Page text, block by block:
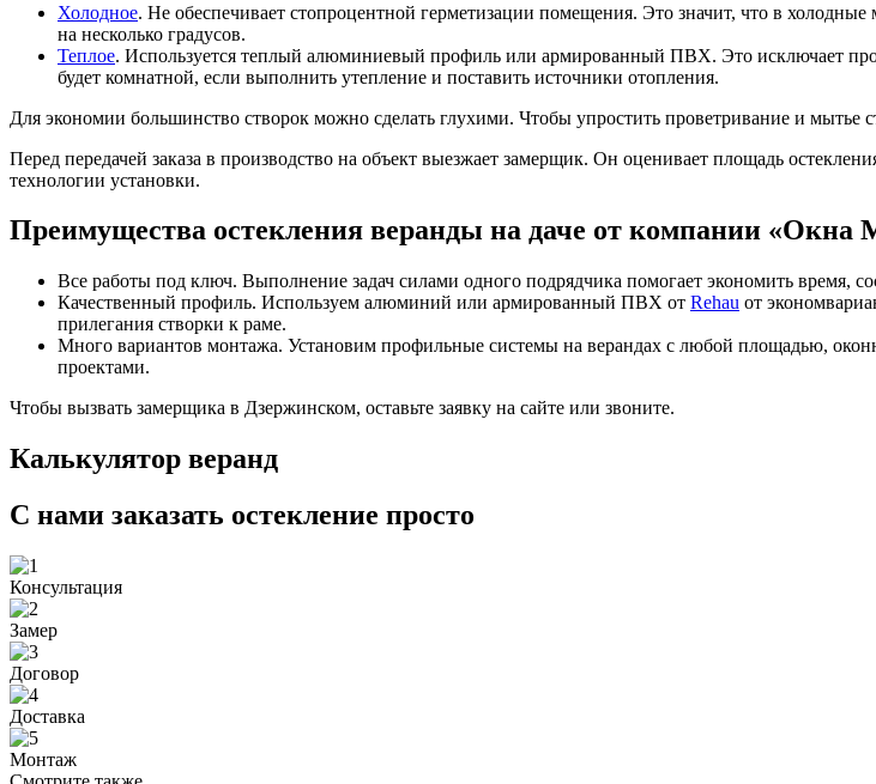
Холодное. Не обеспечивает стопроцентной герметизации помещения. Это значит, что в
на несколько градусов.
Теплое. Используется теплый алюминиевый профиль или армированный ПВХ. Это исключает
будет комнатной, если выполнить утепление и поставить источники отопления.
Для экономии большинство створок можно сделать глухими. Чтобы упростить проветривание и
Перед передачей заказа в производство на объект выезжает замерщик. Он оценивает площадь
технологии установки.
Преимущества остекления веранды на даче от компании «Окна
Все работы под ключ. Выполнение задач силами одного подрядчика помогает экономить время,
Качественный профиль. Используем алюминий или армированный ПВХ от Rehau от
прилегания створки к раме.
Много вариантов монтажа. Установим профильные системы на верандах с любой площадью,
проектами.
Чтобы вызвать замерщика в Дзержинском, оставьте заявку на сайте или звоните.
Калькулятор веранд
С нами заказать остекление просто
Консультация
Замер
Договор
Доставка
Монтаж